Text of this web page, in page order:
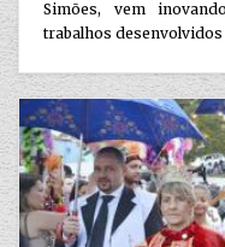
Simões, vem
trabalhos desenvolvidos